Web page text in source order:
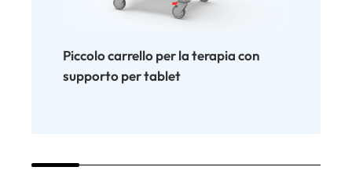
Piccolo carrello per la terapia con
supporto per tablet